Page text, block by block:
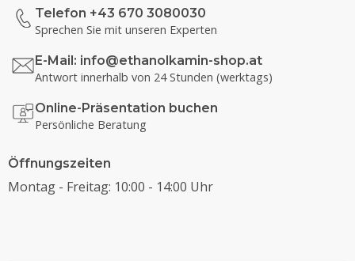
Telefon +43 670 3080030
Sprechen Sie mit unseren Experten
E-Mail: info@ethanolkamin-shop.at
Antwort innerhalb von 24 Stunden (werktags)
Online-Präsentation buchen
Persönliche Beratung
Öffnungszeiten
Montag - Freitag: 10:00 - 14:00 Uhr